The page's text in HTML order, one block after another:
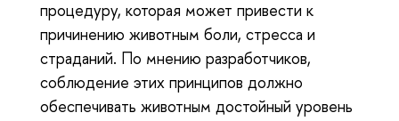
процедуру, которая может привести к
причинению животным боли, стресса и
страданий. По мнению разработчиков,
соблюдение этих принципов должно
обеспечивать животным достойный уровень